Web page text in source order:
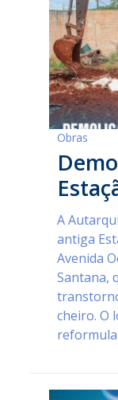
Obras
A
antiga
Avenida
Santana,
cheiro. O